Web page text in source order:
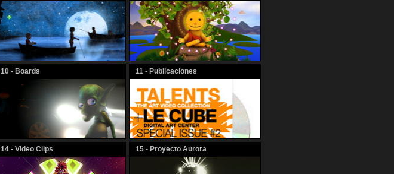
10 - Boards 11 - Publicaciones
14 - Video Clips 15 - Proyecto Aurora